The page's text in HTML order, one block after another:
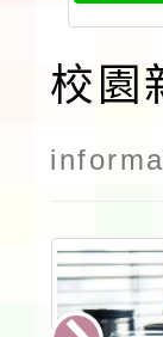
校園